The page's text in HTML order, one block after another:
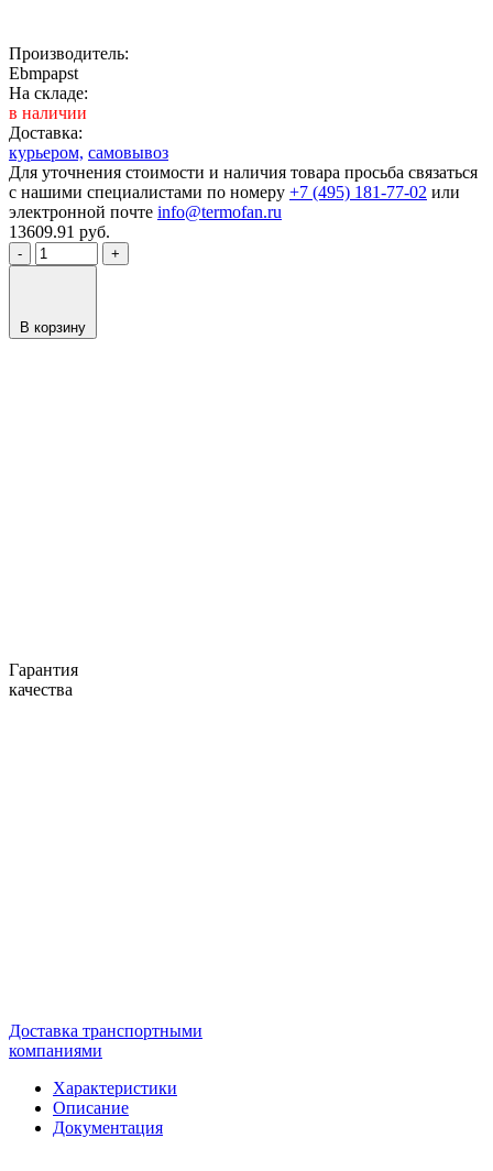
Производитель:
Ebmpapst
На складе:
в наличии
Доставка:
курьером, самовывоз
Для уточнения стоимости и наличия товара просьба связаться
с нашими специалистами по номеру +7 (495) 181-77-02 или
электронной почте info@termofan.ru
13609.91 руб.
- +
В корзину
Гарантия
качества
Доставка транспортными
компаниями
Характеристики
Описание
Документация